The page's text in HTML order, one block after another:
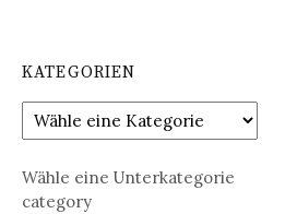
KATEGORIEN
Wähle eine Unterkategorie
category